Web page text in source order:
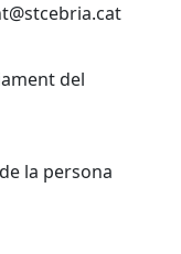
del
la persona